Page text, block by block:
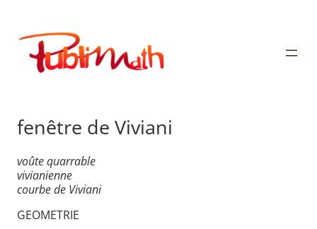
contenu
Publimath
fenêtre de Viviani
voûte quarrable
vivianienne
courbe de Viviani
GEOMETRIE